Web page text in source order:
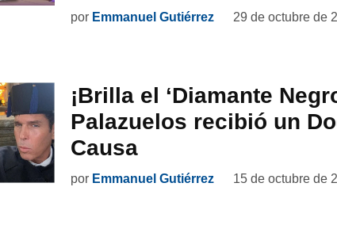
por Emmanuel Gutiérrez 29 de octubre de
¡Brilla el ‘Diamante
Palazuelos recibió un
Causa
por Emmanuel Gutiérrez 15 de octubre de